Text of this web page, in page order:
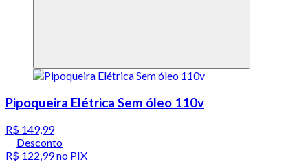
Pipoqueira Elétrica Sem óleo 110v
R$ 149,99
Desconto
R$ 122,99no PIX